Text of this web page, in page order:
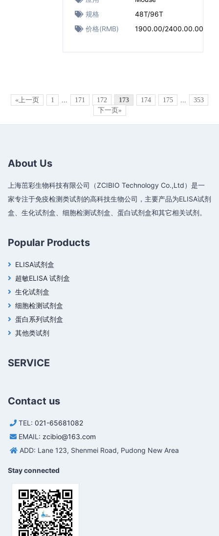
规格
48T/96T
价格(RMB)
1900.00/2400.00.00
«上一页 1 ... 171 172 173 174 175 ...
353
下一页»
About Us
上海茁彩生物科技有限公司（ZCIBIO Technology Co.,Ltd）是一
家专注于免疫检测类试剂的高科技生物公司，主要产品为ELISA试剂
盒、生化试剂盒、细胞检测试剂盒、蛋白试剂盒和其它相关试剂。
Popular Products
ELISA试剂盒
超敏ELISA 试剂盒
生化试剂盒
细胞检测试剂盒
蛋白系列试剂盒
其他类试剂
SERVICE
Contact us
TEL: 021-65681082
EMAIL: zcibio@163.com
ADD: Lane 123, Shenmei Road, Pudong New Area
Stay connected